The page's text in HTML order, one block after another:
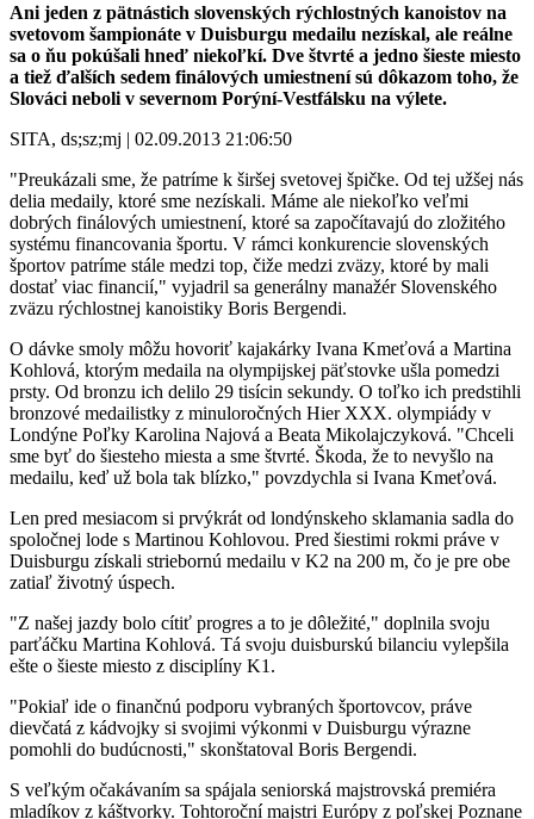
Ani jeden z pätnástich slovenských rýchlostných kanoistov na
svetovom šampionáte v Duisburgu medailu nezískal, ale reálne
sa o ňu pokúšali hneď niekoľkí. Dve štvrté a jedno šieste miesto
a tiež ďalších sedem finálových umiestnení sú dôkazom toho, že
Slováci neboli v severnom Porýní-Vestfálsku na výlete.
SITA, ds;sz;mj | 02.09.2013 21:06:50
"Preukázali sme, že patríme k širšej svetovej špičke. Od tej užšej nás
delia medaily, ktoré sme nezískali. Máme ale niekoľko veľmi
dobrých finálových umiestnení, ktoré sa započítavajú do zložitého
systému financovania športu. V rámci konkurencie slovenských
športov patríme stále medzi top, čiže medzi zväzy, ktoré by mali
dostať viac financií," vyjadril sa generálny manažér Slovenského
zväzu rýchlostnej kanoistiky Boris Bergendi.
O dávke smoly môžu hovoriť kajakárky Ivana Kmeťová a Martina
Kohlová, ktorým medaila na olympijskej päťstovke ušla pomedzi
prsty. Od bronzu ich delilo 29 tisícin sekundy. O toľko ich predstihli
bronzové medailistky z minuloročných Hier XXX. olympiády v
Londýne Poľky Karolina Najová a Beata Mikolajczyková. "Chceli
sme byť do šiesteho miesta a sme štvrté. Škoda, že to nevyšlo na
medailu, keď už bola tak blízko," povzdychla si Ivana Kmeťová.
Len pred mesiacom si prvýkrát od londýnskeho sklamania sadla do
spoločnej lode s Martinou Kohlovou. Pred šiestimi rokmi práve v
Duisburgu získali striebornú medailu v K2 na 200 m, čo je pre obe
zatiaľ životný úspech.
"Z našej jazdy bolo cítiť progres a to je dôležité," doplnila svoju
parťáčku Martina Kohlová. Tá svoju duisburskú bilanciu vylepšila
ešte o šieste miesto z disciplíny K1.
"Pokiaľ ide o finančnú podporu vybraných športovcov, práve
dievčatá z kádvojky si svojimi výkonmi v Duisburgu výrazne
pomohli do budúcnosti," skonštatoval Boris Bergendi.
S veľkým očakávaním sa spájala seniorská majstrovská premiéra
mladíkov z káštvorky. Tohtoroční majstri Európy z poľskej Poznane